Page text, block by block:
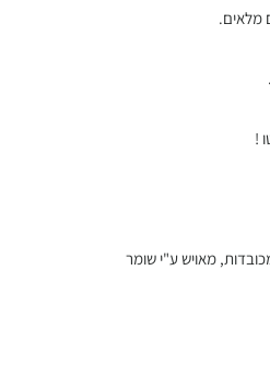
מאויש ע"י שומר